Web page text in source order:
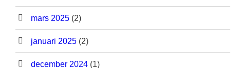
mars 2025 (2)
januari 2025 (2)
december 2024 (1)